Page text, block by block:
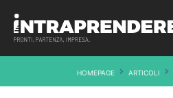
HOMEPAGE ARTICOLI